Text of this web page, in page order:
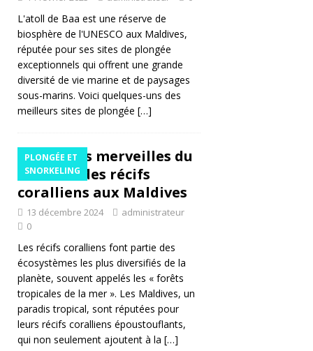
ur
m
si
H
Ô
L'atoll de Baa est une réserve de
biosphère de l'UNESCO aux Maldives,
réputée pour ses sites de plongée
exceptionnels qui offrent une grande
diversité de vie marine et de paysages
sous-marins. Voici quelques-uns des
meilleurs sites de plongée […]
PLONGÉE ET
SNORKELING
Les merveilles du
corail et des récifs
coralliens aux Maldives
13 décembre 2024
administrateur
0
Les récifs coralliens font partie des
écosystèmes les plus diversifiés de la
planète, souvent appelés les « forêts
tropicales de la mer ». Les Maldives, un
paradis tropical, sont réputées pour
leurs récifs coralliens époustouflants,
qui non seulement ajoutent à la […]